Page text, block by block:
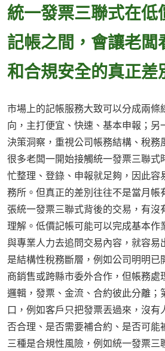
統一發票三聯式在低
記帳之間，會讓老闆
和合規安全的真正差
市場上的記帳服務大致可以分成兩條
向，主打便宜、快速、基本申報；另
決策洞察，重視公司帳務結構、稅務
很多老闆一開始接觸統一發票三聯式
忙整理、登錄、申報就足夠，因此容
務所。但真正的差別往往不是當月帳
張統一發票三聯式背後的交易，有沒
理解。低價記帳可能可以完成基本作
與專業人力去追問交易內容，就容易
是結構性稅務斷層，例如公司明明已
商銷售或跨縣市委外合作，但帳務處
邏輯，發票、金流、合約彼此分離；
口，例如客戶只把發票丟過來，沒有
否合理、是否需要補合約、是否可能
三種是合規性風險，例如統一發票三